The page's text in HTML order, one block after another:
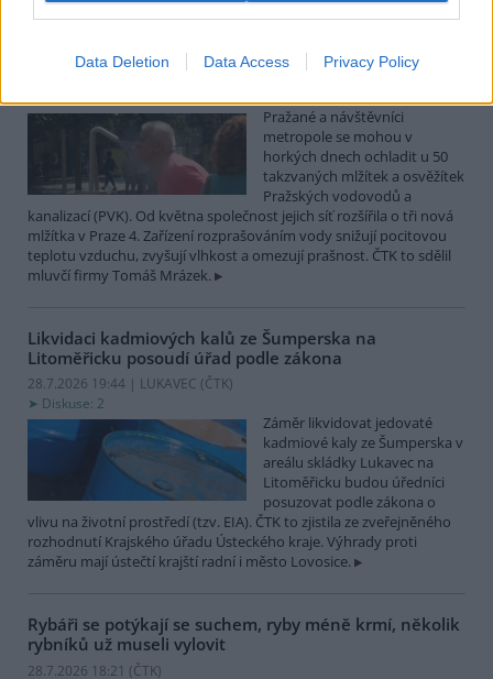
Data Deletion Data Access Privacy Policy
V Praze přibyla tři nová mlžítka k ochlazení, zařízení je
nyní 50
Pražané a návštěvníci
metropole se mohou v
horkých dnech ochladit u 50
takzvaných mlžítek a osvěžítek
Pražských vodovodů a
kanalizací (PVK). Od května společnost jejich síť rozšířila o tři nová
mlžítka v Praze 4. Zařízení rozprašováním vody snižují pocitovou
teplotu vzduchu, zvyšují vlhkost a omezují prašnost. ČTK to sdělil
mluvčí firmy Tomáš Mrázek.
Likvidaci kadmiových kalů ze Šumperska na
Litoměřicku posoudí úřad podle zákona
28.7.2026 19:44 | LUKAVEC (ČTK)
Diskuse: 2
Záměr likvidovat jedovaté
kadmiové kaly ze Šumperska v
areálu skládky Lukavec na
Litoměřicku budou úředníci
posuzovat podle zákona o
vlivu na životní prostředí (tzv. EIA). ČTK to zjistila ze zveřejněného
rozhodnutí Krajského úřadu Ústeckého kraje. Výhrady proti
záměru mají ústečtí krajští radní i město Lovosice.
Rybáři se potýkají se suchem, ryby méně krmí, několik
rybníků už museli vylovit
28.7.2026 18:21 (ČTK)